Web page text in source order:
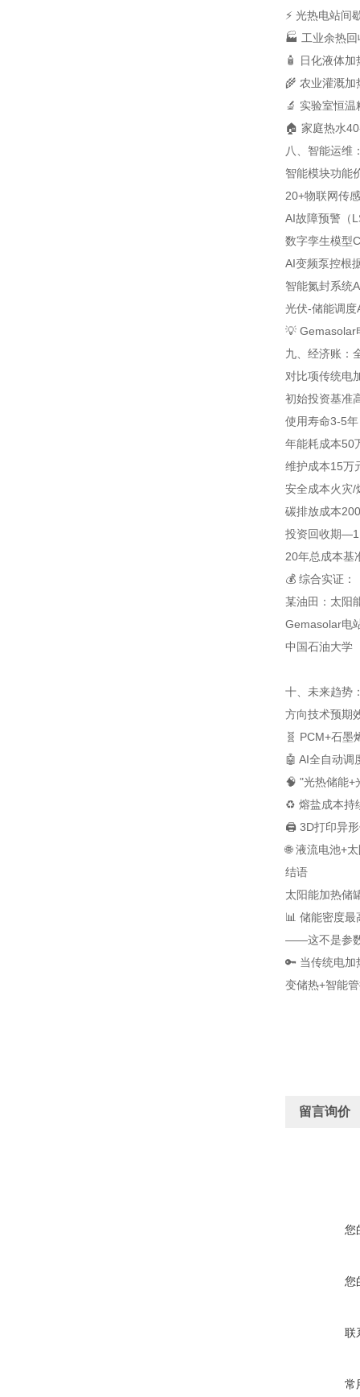
⚡ 光热电站间
🏭 工业余热回
🧴 日化液体加
🌾 农业灌溉加
🔬 实验室恒温
🏠 家庭热水
八、智能运维
智能模块功能
20+物联网传
AI故障预警（
数字孪生模型
AI变频泵控根
智能氮封系统
光伏-储能调度
💡 Gemasolar
九、经济账：
对比项传统电
初始投资基准
使用寿命3-5
年能耗成本50
维护成本15万
安全成本火灾
碳排放成本
投资回收期—
20年总成本基
💰 综合实证：
某油田：太阳
Gemasolar电
中国石油大学
十、未来趋势
方向技术预期
🧬 PCM+石墨
🤖 AI全自动调
🧠 "光热储能+
♻️ 熔盐成本持
🖨️ 3D打印异
🌐 液流电池+
结语
太阳能加热储
📊 储能密度
——这不是参数
🔑 当传统电加
变储热+智能
留言询价
您
您
联
常